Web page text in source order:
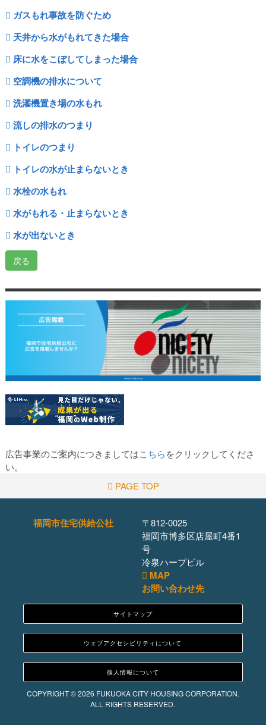
ガスもれ事故を防ぐため
天井から水がもれてきた場合
床に水をこぼしてしまった場合
空調機の排水について
洗濯機置き場の水もれ
流しの排水のつまり
トイレのつまり
トイレの水が止まらないとき
水栓の水もれ
水がもれる・止まらないとき
水が出ないとき
戻る
広告事業のご案内につきましてはこちらをクリックしてくださ
い。
PAGE TOP
福岡市住宅供給公社
〒812-0025
福岡市博多区店屋町4番1
号
冷泉ハープビル
MAP
お問い合わせ先
サイトマップ
ウェブアクセシビリティについて
個人情報について
COPYRIGHT © 2026 FUKUOKA CITY HOUSING CORPORATION.
ALL RIGHTS RESERVED.